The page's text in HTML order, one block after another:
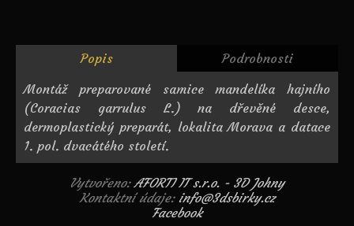
Popis
Podrobnosti
Montáž preparované samice mandelíka hajního
(Coracias garrulus L.) na dřevěné desce,
dermoplastický preparát, lokalita Morava a datace
1. pol. dvacátého století.
Vytvořeno:AFORTI IT s.r.o. - 3D Johny
Kontaktní údaje: info@3dsbirky.cz
Facebook